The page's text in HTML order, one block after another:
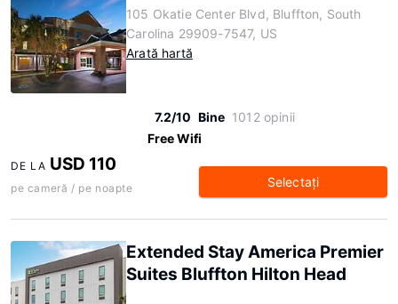
105 Okatie Center Blvd, Bluffton, South
Carolina 29909-7547, US
Arată hartă
7.2/10 Bine 1012 opinii
Free Wifi
DE LA USD 110
pe cameră / pe noapte Selectaţi
Extended Stay America Premier
Suites Bluffton Hilton Head